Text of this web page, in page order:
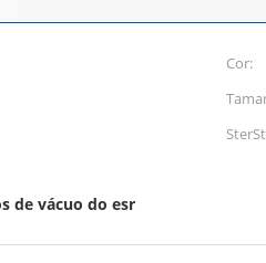
Cor:
de vácuo do esr